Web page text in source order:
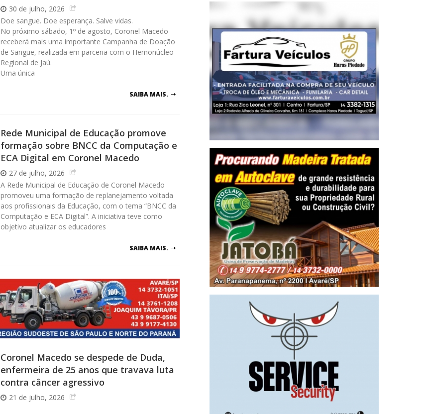
30 de julho, 2026
Doe sangue. Doe esperança. Salve vidas.
No próximo sábado, 1º de agosto, Coronel Macedo
receberá mais uma importante Campanha de Doação
de Sangue, realizada em parceria com o Hemonúcleo
Regional de Jaú.
Uma única
SAIBA MAIS.
Rede Municipal de Educação promove
formação sobre BNCC da Computação e
ECA Digital em Coronel Macedo
27 de julho, 2026
A Rede Municipal de Educação de Coronel Macedo
promoveu uma formação de replanejamento voltada
aos profissionais da Educação, com o tema “BNCC da
Computação e ECA Digital”. A iniciativa teve como
objetivo atualizar os educadores
SAIBA MAIS.
Coronel Macedo se despede de Duda,
enfermeira de 25 anos que travava luta
contra câncer agressivo
21 de julho, 2026